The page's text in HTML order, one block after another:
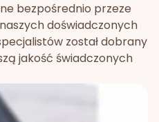
bezpośrednio przeze
doświadczonych
został dobrany
jakość świadczonych